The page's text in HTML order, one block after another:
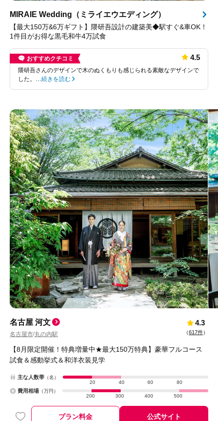
MIRAIE Wedding（ミライエウエディング）
【最大150万&6万ギフト】隈研吾設計の建築美◆駅すぐ&車OK！
1件目がお得な黒毛和牛4万試食
おすすめクチコミ 4.5
隈研吾さんのデザインで木のぬくもりも感じられる素敵なデザインで
した。… 続きを読む
名古屋 河文
名古屋市/丸の内駅
4.3
（617件）
【8月限定開催！特典増量中★最大150万特典】豪華フルコース
試食＆感動挙式＆和洋衣装見学
主な人数帯 （名）
20
40 60 80
費用相場 （万円）
200
300 400 500
プラン料金 公式サイト